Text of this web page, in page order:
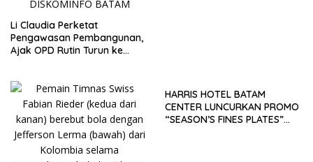
Li Claudia Perketat
Pengawasan Pembangunan,
Ajak OPD Rutin Turun ke
HARRIS HOTEL BATAM
CENTER LUNCURKAN PROMO
“SEASON’S FINES PLATES”